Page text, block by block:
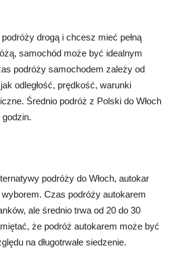
drogą i chcesz mieć pełną
samochód może być idealnym
podróży samochodem zależy od
odległość, prędkość, warunki
Średnio podróż z Polski do Włoch
podróży do Włoch, autokar
Czas podróży autokarem
ale średnio trwa od 20 do 30
że podróż autokarem może być
na długotrwałe siedzenie.